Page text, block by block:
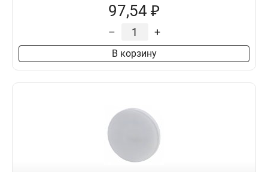
97,54 ₽
– +
В корзину